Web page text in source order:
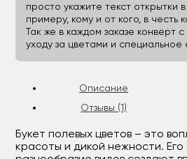
просто укажите текст открытки
примеру, кому и от кого, в честь
Так же в каждом заказе конверт
уходу за цветами и специальное
Описание
Отзывы (1)
Букет полевых цветов – это
красоты и дикой нежности. Его